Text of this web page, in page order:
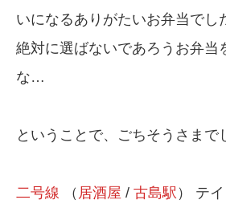
いになるありがたいお弁当でし
絶対に選ばないであろうお弁当
な…
ということで、ごちそうさまで
二号線 （ 居酒屋 / 古島駅 ） テ